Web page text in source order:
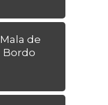
Mala de
Bordo